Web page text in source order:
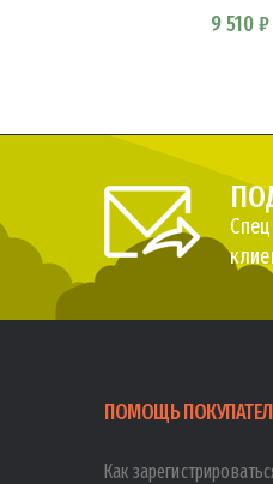
9 510 ₽
ПОМОЩЬ
Как